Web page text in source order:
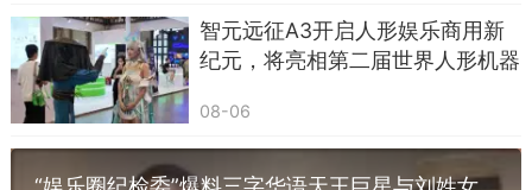
现在好了，早晚直播间见，跟粉丝混得比跟同
智元远征A3开启人形娱乐商用新
纪元，将亮相第二届世界人形机器
08-06